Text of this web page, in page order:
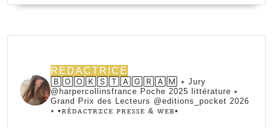
REDACTRICE
🄱🄾🄾🄺🅂🅃🄰🄶🅁🄰🄼 ⭑ Jury
@harpercollinsfrance Poche 2025 littérature ⭑
Grand Prix des Lecteurs @editions_pocket 2026
⭑ •ꭱꭼ́ꭰꭺꮯꭲꭱꮖꮯꭼ ꮲꭱꭼꮪꮪꭼ & ꮃꭼᏼ•